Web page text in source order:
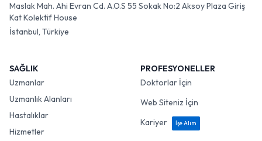
Maslak Mah. Ahi Evran Cd. A.O.S 55 Sokak No:2 Aksoy Plaza Giriş
Kat Kolektif House
İstanbul, Türkiye
SAĞLIK
Uzmanlar
Uzmanlık Alanları
Hastalıklar
Hizmetler
PROFESYONELLER
Doktorlar İçin
Web Siteniz İçin
Kariyer
İşe Alım